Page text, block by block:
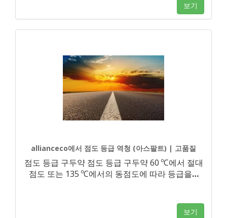
보기
allianceco에서 점도 등급 역청 (아스팔트) | 고품질
점도 등급 구두약 점도 등급 구두약 60 ºC에서 절대
점도 또는 135 ºC에서의 동점도에 따라 등급을…
보기